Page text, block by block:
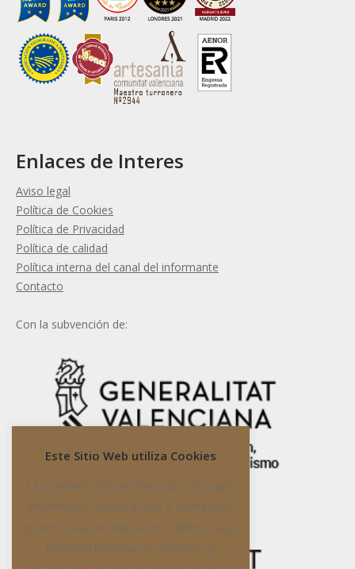
Enlaces de Interes
Aviso legal
Política de Cookies
Política de Privacidad
Política de calidad
Política interna del canal del informante
Contacto
Con la subvención de:
Este Sitio Web utiliza Cookies
Las Cookies son archivos que recogen
información sobre el uso y navegación
que el Usuario realiza en la Web y cuya
finalidad principal es conocer al